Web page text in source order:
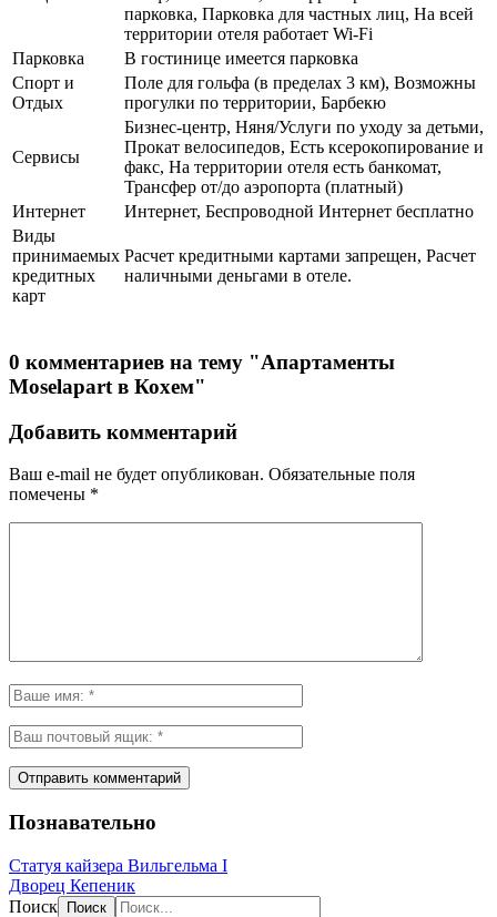
парковка, Парковка для частных лиц, На всей
территории отеля работает Wi-Fi
Парковка
В гостинице имеется парковка
Спорт и
Отдых
Поле для гольфа (в пределах 3 км), Возможны
прогулки по территории, Барбекю
Сервисы
Бизнес-центр, Няня/Услуги по уходу за детьми,
Прокат велосипедов, Есть ксерокопирование и
факс, На территории отеля есть банкомат,
Трансфер от/до аэропорта (платный)
Интернет
Интернет, Беспроводной Интернет бесплатно
Виды
принимаемых
кредитных
карт
Расчет кредитными картами запрещен, Расчет
наличными деньгами в отеле.
0 комментариев на тему "Апартаменты
Moselapart в Кохем"
Добавить комментарий
Ваш e-mail не будет опубликован. Обязательные поля
помечены *
Познавательно
Статуя кайзера Вильгельма I
Дворец Кепеник
Поиск